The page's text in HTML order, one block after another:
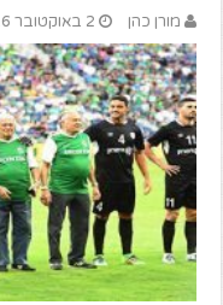
מורן כהן 2 באוקטובר 2016